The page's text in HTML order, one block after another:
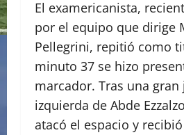
El examericanista,
por el equipo que dirige
Pellegrini, repitió como
minuto 37 se hizo
marcador. Tras una
izquierda de Abde
atacó el espacio y